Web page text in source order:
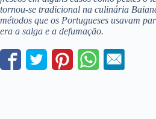
tornou-se tradicional na culinária
métodos que os Portugueses usavam
era a salga e a defumação.